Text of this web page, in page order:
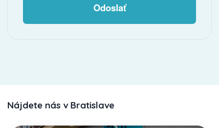
Odoslať
Nájdete nás v Bratislave